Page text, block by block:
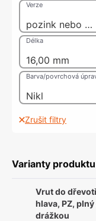
pozink nebo nikl
Verze
16,00 mm
Délka
Nikl
Barva/povrchová
Zrušit filtry
Varianty produktu
Vrut do
hlava, PZ,
drážkou